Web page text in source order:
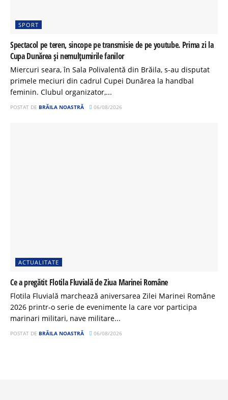
SPORT
Spectacol pe teren, sincope pe transmisie de pe youtube. Prima zi la
Cupa Dunărea și nemulțumirile fanilor
Miercuri seara, în Sala Polivalentă din Brăila, s-au disputat
primele meciuri din cadrul Cupei Dunărea la handbal
feminin. Clubul organizator,...
POSTAT DE BRĂILA NOASTRĂ 06/08/2026
ACTUALITATE
Ce a pregătit Flotila Fluvială de Ziua Marinei Române
Flotila Fluvială marchează aniversarea Zilei Marinei Române
2026 printr-o serie de evenimente la care vor participa
marinari militari, nave militare...
POSTAT DE BRĂILA NOASTRĂ 06/08/2026